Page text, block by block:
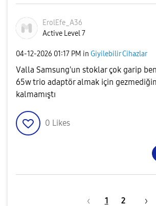
ErolEfe_A36
Active Level 7
‎04-12-2026 01:17 PM in Giyilebilir Cihazlar
Valla Samsung'un stoklar çok garip
65w trio adaptör almak için
kalmamıştı
0 Likes
1 2